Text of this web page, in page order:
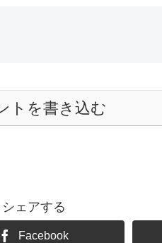
トを書き込む
シェアする
Facebook